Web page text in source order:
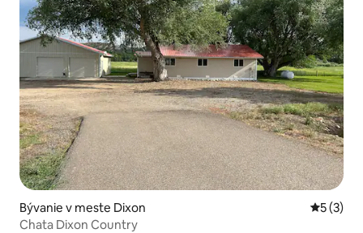
Bývanie v meste Dixon
5 (3)
Chata Dixon Country